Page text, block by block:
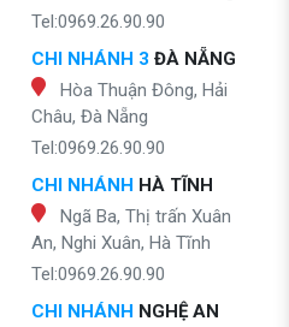
Tel:0969.26.90.90
CHI NHÁNH 3 ĐÀ NẴNG
Hòa Thuận Đông, Hải
Châu, Đà Nẵng
Tel:0969.26.90.90
CHI NHÁNH HÀ TĨNH
Ngã Ba, Thị trấn Xuân
An, Nghi Xuân, Hà Tĩnh
Tel:0969.26.90.90
CHI NHÁNH NGHỆ AN